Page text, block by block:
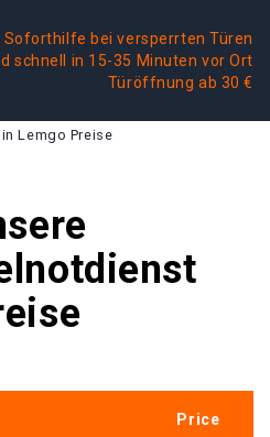
Soforthilfe bei versperrten Türen
schnell in 15-35 Minuten vor Ort
Türöffnung ab 30 €
Lemgo Preise
Price